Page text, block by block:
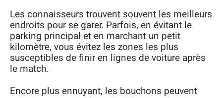
Les connaisseurs trouvent souvent les meilleurs
endroits pour se garer. Parfois, en évitant le
parking principal et en marchant un petit
kilomètre, vous évitez les zones les plus
susceptibles de finir en lignes de voiture après
le match.
Encore plus ennuyant, les bouchons peuvent